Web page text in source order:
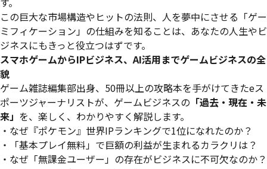
この巨大な市場構造やヒットの法則、人を夢中にさせる「ゲー
ミフィケーション」の仕組みを知ることは、あなたの人生やビ
ジネスにもきっと役立つはずです。
スマホゲームからIPビジネス、AI活用まで――ゲームビジネスの全
貌
ゲーム雑誌編集部出身、50冊以上の攻略本を手がけてきたeス
ポーツジャーナリストが、ゲームビジネスの 「過去・現在・未
来」 を、楽しく、わかりやすく解説します。
・なぜ『ポケモン』世界IPランキングで1位になれたのか？
・「基本プレイ無料」で巨額の利益が生まれるカラクリは？
・なぜ「無課金ユーザー」の存在がビジネスに不可欠なのか？